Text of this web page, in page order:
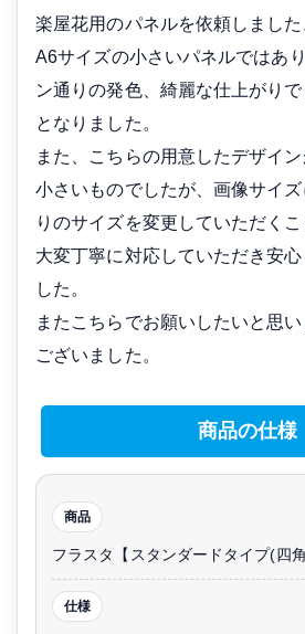
楽屋花用のパネルを依頼しました
A6サイズの小さいパネルではあ
ン通りの発色、綺麗な仕上がり
となりました。
また、こちらの用意したデザイ
小さいものでしたが、画像サイ
りのサイズを変更していただくこ
大変丁寧に対応していただき安
した。
またこちらでお願いしたいと思
ございました。
商品の仕様
商品
フラスタ【スタンダードタイプ(四角
仕様